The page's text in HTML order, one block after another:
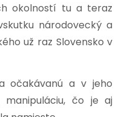
okolností tu a teraz
národovecký a
už raz Slovensko v
očakávanú a v jeho
čo je aj